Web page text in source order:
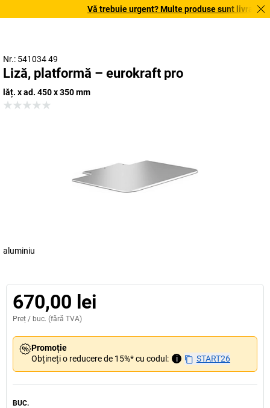
Vă trebuie urgent? Multe produse sunt livrate în
Nr.: 541034 49
Liză, platformă – eurokraft pro
lăț. x ad. 450 x 350 mm
aluminiu
670,00 lei
Preț / buc. (fără TVA)
Promoție
Obțineți o reducere de 15%* cu codul:
i START26
BUC.